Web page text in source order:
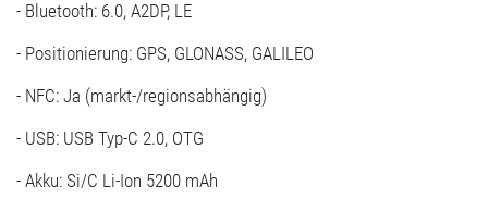
- Bluetooth: 6.0, A2DP, LE
- Positionierung: GPS, GLONASS, GALILEO
- NFC: Ja (markt-/regionsabhängig)
- USB: USB Typ-C 2.0, OTG
- Akku: Si/C Li-Ion 5200 mAh